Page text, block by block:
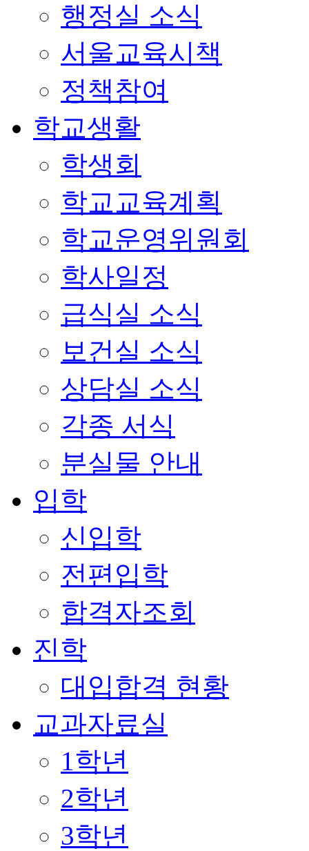
행정실 소식
서울교육시책
정책참여
학교생활
학생회
학교교육계획
학교운영위원회
학사일정
급식실 소식
보건실 소식
상담실 소식
각종 서식
분실물 안내
입학
신입학
전편입학
합격자조회
진학
대입합격 현황
교과자료실
1학년
2학년
3학년